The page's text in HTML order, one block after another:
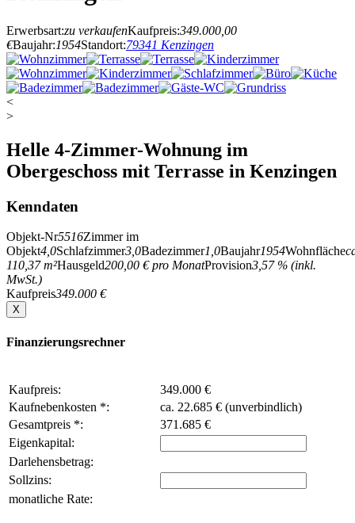
Erwerbsart:zu verkaufenKaufpreis:349.000,00
€Baujahr:1954Standort:79341 Kenzingen
<
>
Helle 4-Zimmer-Wohnung im
Obergeschoss mit Terrasse in Kenzingen
Kenndaten
Objekt-Nr5516Zimmer im
Objekt4,0Schlafzimmer3,0Badezimmer1,0Baujahr1954Wohnfläche
110,37 m²Hausgeld200,00 € pro MonatProvision3,57 % (inkl.
MwSt.)
Kaufpreis349.000 €
X
Finanzierungsrechner
Kaufpreis:
349.000 €
Kaufnebenkosten *:
ca. 22.685 € (unverbindlich)
Gesamtpreis *:
371.685 €
Eigenkapital:
Darlehensbetrag:
Sollzins:
monatliche Rate: